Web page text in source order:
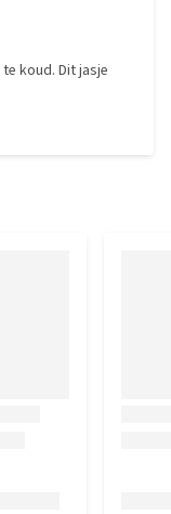
koud. Dit jasje